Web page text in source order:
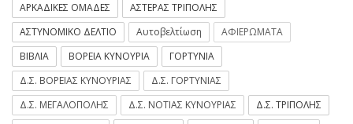
ΑΡΚΑΔΙΚΕΣ ΟΜΑΔΕΣ
ΑΣΤΕΡΑΣ ΤΡΙΠΟΛΗΣ
ΑΣΤΥΝΟΜΙΚΟ ΔΕΛΤΙΟ
Αυτοβελτίωση
ΑΦΙΕΡΩΜΑΤΑ
ΒΙΒΛΙΑ
ΒΟΡΕΙΑ ΚΥΝΟΥΡΙΑ
ΓΟΡΤΥΝΙΑ
Δ.Σ. ΒΟΡΕΙΑΣ ΚΥΝΟΥΡΙΑΣ
Δ.Σ. ΓΟΡΤΥΝΙΑΣ
Δ.Σ. ΜΕΓΑΛΟΠΟΛΗΣ
Δ.Σ. ΝΟΤΙΑΣ ΚΥΝΟΥΡΙΑΣ
Δ.Σ. ΤΡΙΠΟΛΗΣ